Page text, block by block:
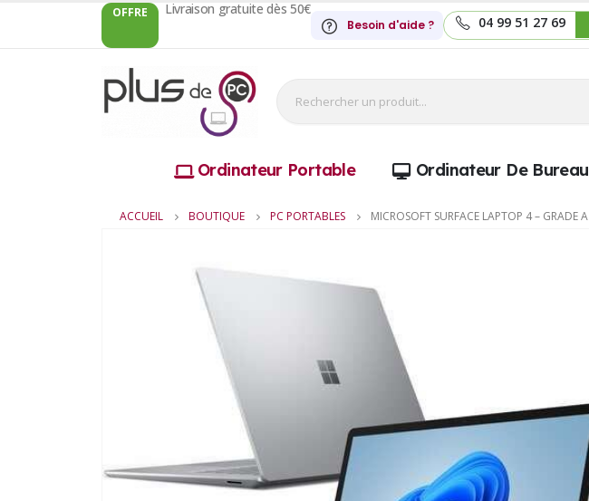
OFFRE Livraison gratuite dès 50€
Besoin d'aide ? 04 99 51 27 69
Ordinateur Portable Ordinateur De Bureau
ACCUEIL BOUTIQUE PC PORTABLES MICROSOFT SURFACE LAPTOP 4 – GRADE A